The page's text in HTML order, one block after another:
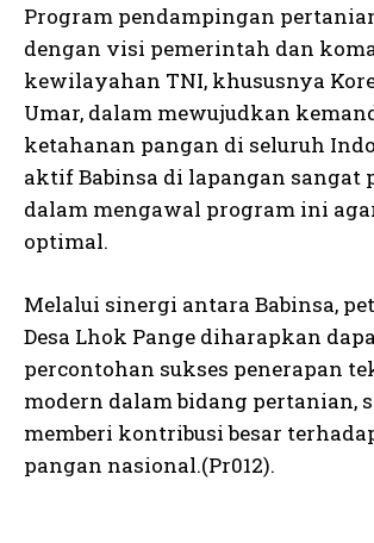
Program pendampingan
dengan visi pemerintah dan
kewilayahan TNI, khususnya
Umar, dalam mewujudkan
ketahanan pangan di seluruh
aktif Babinsa di lapangan sangat
dalam mengawal program ini
optimal.
Melalui sinergi antara Babinsa,
Desa Lhok Pange diharapkan
percontohan sukses penerapan
modern dalam bidang pertanian,
memberi kontribusi besar
pangan nasional.(Pr012).